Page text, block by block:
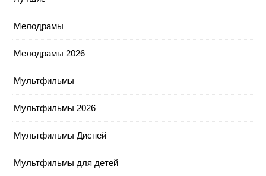
Мелодрамы
Мелодрамы 2026
Мультфильмы
Мультфильмы 2026
Мультфильмы Дисней
Мультфильмы для детей